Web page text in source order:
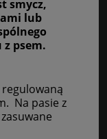
smycz,
lub
z psem.
Na pasie z